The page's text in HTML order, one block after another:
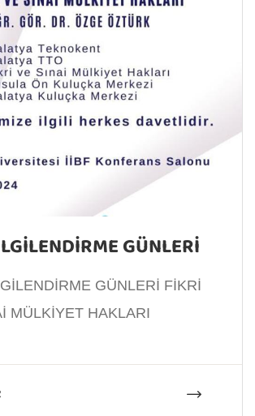
GÜNLERİ
GÜNLERİ FİKRİ
MÜLKİYET HAKLARI